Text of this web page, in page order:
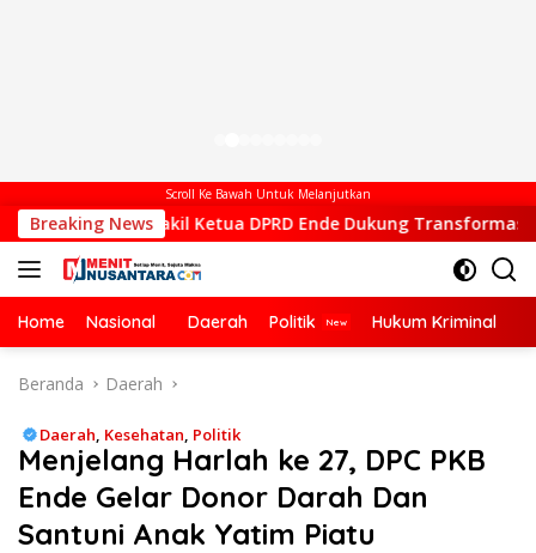
Scroll Ke Bawah Untuk Melanjutkan
Breaking News
Wakil Ketua DPRD Ende Dukung Transformasi Digital,
Home Nasional Daerah Politik Hukum Kriminal
Beranda Daerah
Daerah, Kesehatan, Politik
Menjelang Harlah ke 27, DPC PKB
Ende Gelar Donor Darah Dan
Santuni Anak Yatim Piatu